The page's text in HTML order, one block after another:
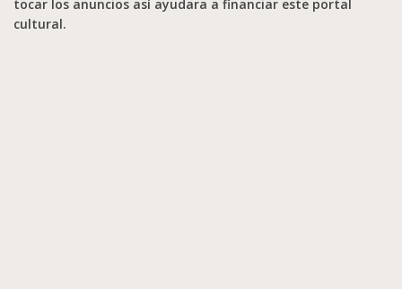
tocar los anuncios así ayudara a financiar este portal
cultural.